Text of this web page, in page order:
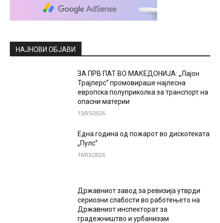
НАЈНОВИ ОБЈАВИ
ЗА ПРВ ПАТ ВО МАКЕДОНИЈА: „Лајон
Трајлерс“ промовираше најлесна
европска полуприколка за транспорт на
опасни материи
15/05/2026
Една година од пожарот во дискотеката
„Пулс“
16/03/2026
Државниот завод за ревизија утврди
сериозни слабости во работењето на
Државниот инспекторат за
градежништво и урбанизам